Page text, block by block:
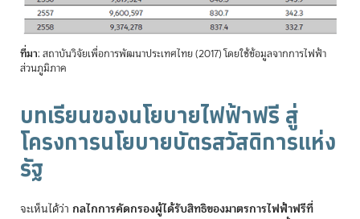
ที่มา: สถาบันวิจัยเพื่อการพัฒนาประเทศไทย (2017) โดยใช้ข้อมูลจากการไฟฟ้า
ส่วนภูมิภาค
บทเรียนของนโยบายไฟฟ้าฟรี สู่
โครงการนโยบายบัตรสวัสดิการแห่ง
รัฐ
จะเห็นได้ว่า กลไกการคัดกรองผู้ได้รับสิทธิของมาตรการไฟฟ้าฟรีที่